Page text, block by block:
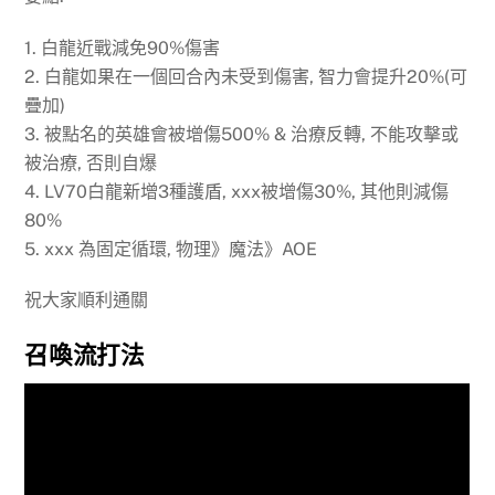
1. 白龍近戰減免90%傷害
2. 白龍如果在一個回合內未受到傷害, 智力會提升20%(可
疊加)
3. 被點名的英雄會被增傷500% & 治療反轉, 不能攻擊或
被治療, 否則自爆
4. LV70白龍新增3種護盾, xxx被增傷30%, 其他則減傷
80%
5. xxx 為固定循環, 物理》魔法》AOE
祝大家順利通關
召喚流打法